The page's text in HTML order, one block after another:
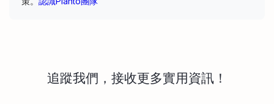
追蹤我們，接收更多實用資訊！